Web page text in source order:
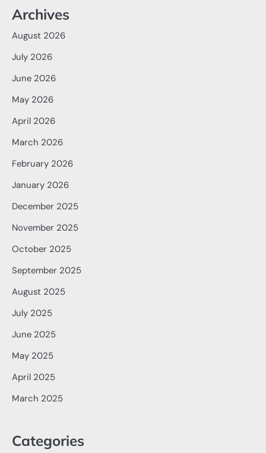
Archives
August 2026
July 2026
June 2026
May 2026
April 2026
March 2026
February 2026
January 2026
December 2025
November 2025
October 2025
September 2025
August 2025
July 2025
June 2025
May 2025
April 2025
March 2025
Categories